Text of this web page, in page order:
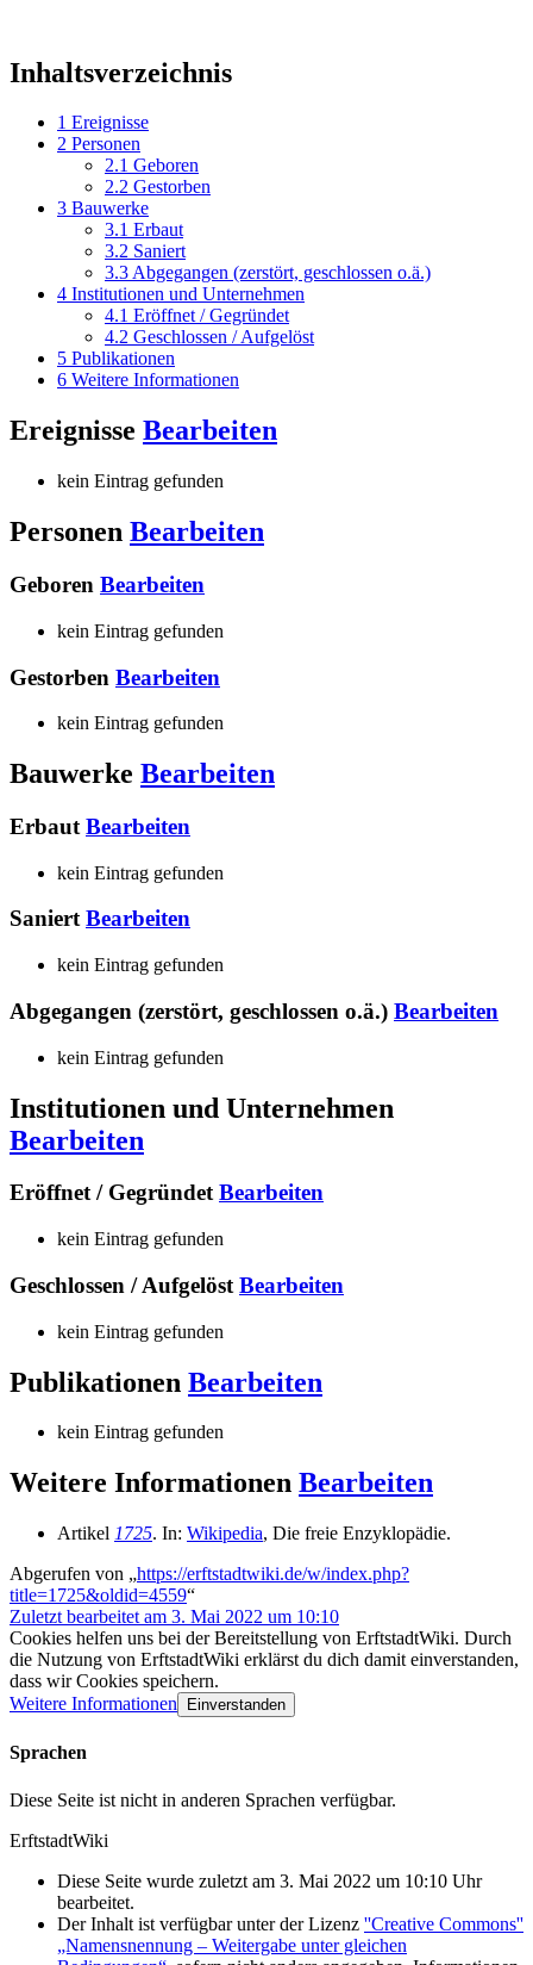
Inhaltsverzeichnis
1 Ereignisse
2 Personen
2.1 Geboren
2.2 Gestorben
3 Bauwerke
3.1 Erbaut
3.2 Saniert
3.3Abgegangen (zerstört, geschlossen o.ä.)
4 Institutionen und Unternehmen
4.1 Eröffnet / Gegründet
4.2 Geschlossen / Aufgelöst
5 Publikationen
6 Weitere Informationen
Ereignisse Bearbeiten
kein Eintrag gefunden
Personen Bearbeiten
Geboren Bearbeiten
kein Eintrag gefunden
Gestorben Bearbeiten
kein Eintrag gefunden
Bauwerke Bearbeiten
Erbaut Bearbeiten
kein Eintrag gefunden
Saniert Bearbeiten
kein Eintrag gefunden
Abgegangen (zerstört, geschlossen o.ä.) Bearbeiten
kein Eintrag gefunden
Institutionen und Unternehmen
Bearbeiten
Eröffnet / Gegründet Bearbeiten
kein Eintrag gefunden
Geschlossen / Aufgelöst Bearbeiten
kein Eintrag gefunden
Publikationen Bearbeiten
kein Eintrag gefunden
Weitere Informationen Bearbeiten
Artikel 1725. In: Wikipedia, Die freie Enzyklopädie.
Abgerufen von „https://erftstadtwiki.de/w/index.php?
title=1725&oldid=4559“
Zuletzt bearbeitet am 3. Mai 2022 um 10:10
Cookies helfen uns bei der Bereitstellung von ErftstadtWiki. Durch
die Nutzung von ErftstadtWiki erklärst du dich damit einverstanden,
dass wir Cookies speichern.
Weitere Informationen
Einverstanden
Sprachen
Diese Seite ist nicht in anderen Sprachen verfügbar.
ErftstadtWiki
Diese Seite wurde zuletzt am 3. Mai 2022 um 10:10 Uhr
bearbeitet.
Der Inhalt ist verfügbar unter der Lizenz ''Creative Commons''
„Namensnennung – Weitergabe unter gleichen